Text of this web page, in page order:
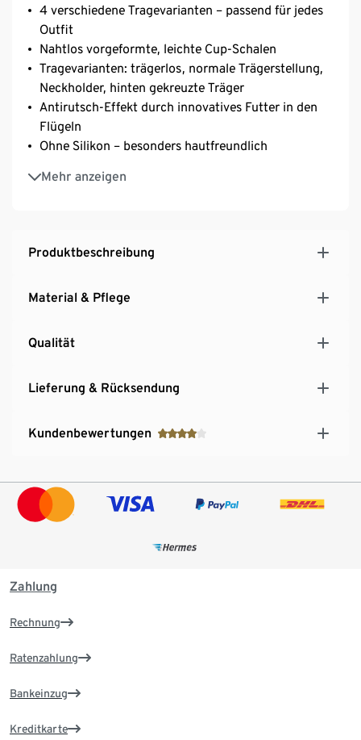
4 verschiedene Tragevarianten – passend für jedes
Outfit
Nahtlos vorgeformte, leichte Cup-Schalen
Tragevarianten: trägerlos, normale Trägerstellung,
Neckholder, hinten gekreuzte Träger
Antirutsch-Effekt durch innovatives Futter in den
Flügeln
Ohne Silikon – besonders hautfreundlich
Mehr anzeigen
Mit dekorativem Metallplättchen und Satinschleife
Softe Microtouch-Qualität
Inkl. längenverstellbarer Träger
Produktbeschreibung
Material & Pflege
Qualität
Lieferung & Rücksendung
Kundenbewertungen
Zahlung
Rechnung
Ratenzahlung
Bankeinzug
Kreditkarte